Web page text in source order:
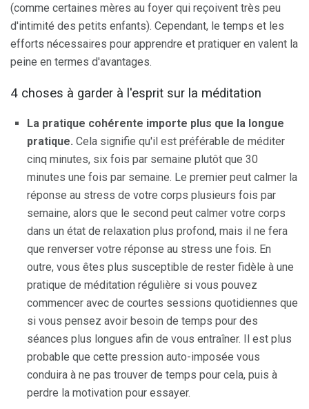
(comme certaines mères au foyer qui reçoivent très peu
d'intimité des petits enfants). Cependant, le temps et les
efforts nécessaires pour apprendre et pratiquer en valent la
peine en termes d'avantages.
4 choses à garder à l'esprit sur la méditation
La pratique cohérente importe plus que la longue
pratique. Cela signifie qu'il est préférable de méditer
cinq minutes, six fois par semaine plutôt que 30
minutes une fois par semaine. Le premier peut calmer la
réponse au stress de votre corps plusieurs fois par
semaine, alors que le second peut calmer votre corps
dans un état de relaxation plus profond, mais il ne fera
que renverser votre réponse au stress une fois. En
outre, vous êtes plus susceptible de rester fidèle à une
pratique de méditation régulière si vous pouvez
commencer avec de courtes sessions quotidiennes que
si vous pensez avoir besoin de temps pour des
séances plus longues afin de vous entraîner. Il est plus
probable que cette pression auto-imposée vous
conduira à ne pas trouver de temps pour cela, puis à
perdre la motivation pour essayer.